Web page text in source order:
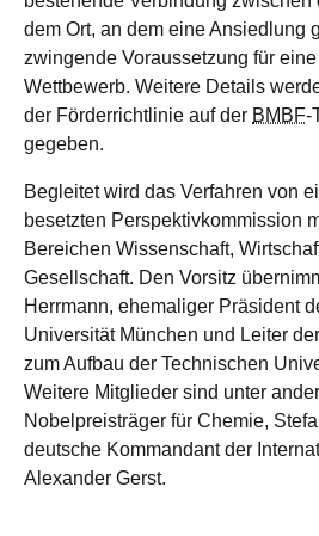
dem Ort, an dem eine Ansiedlung
zwingende Voraussetzung für
Wettbewerb. Weitere Details
der Förderrichtlinie auf der BMBF-
gegeben.
Begleitet wird das Verfahren von
besetzten Perspektivkommission
Bereichen Wissenschaft,
Gesellschaft. Den Vorsitz
Herrmann, ehemaliger Präsident
Universität München und Leiter
zum Aufbau der Technischen
Weitere Mitglieder sind unter
Nobelpreisträger für Chemie,
deutsche Kommandant der
Alexander Gerst.